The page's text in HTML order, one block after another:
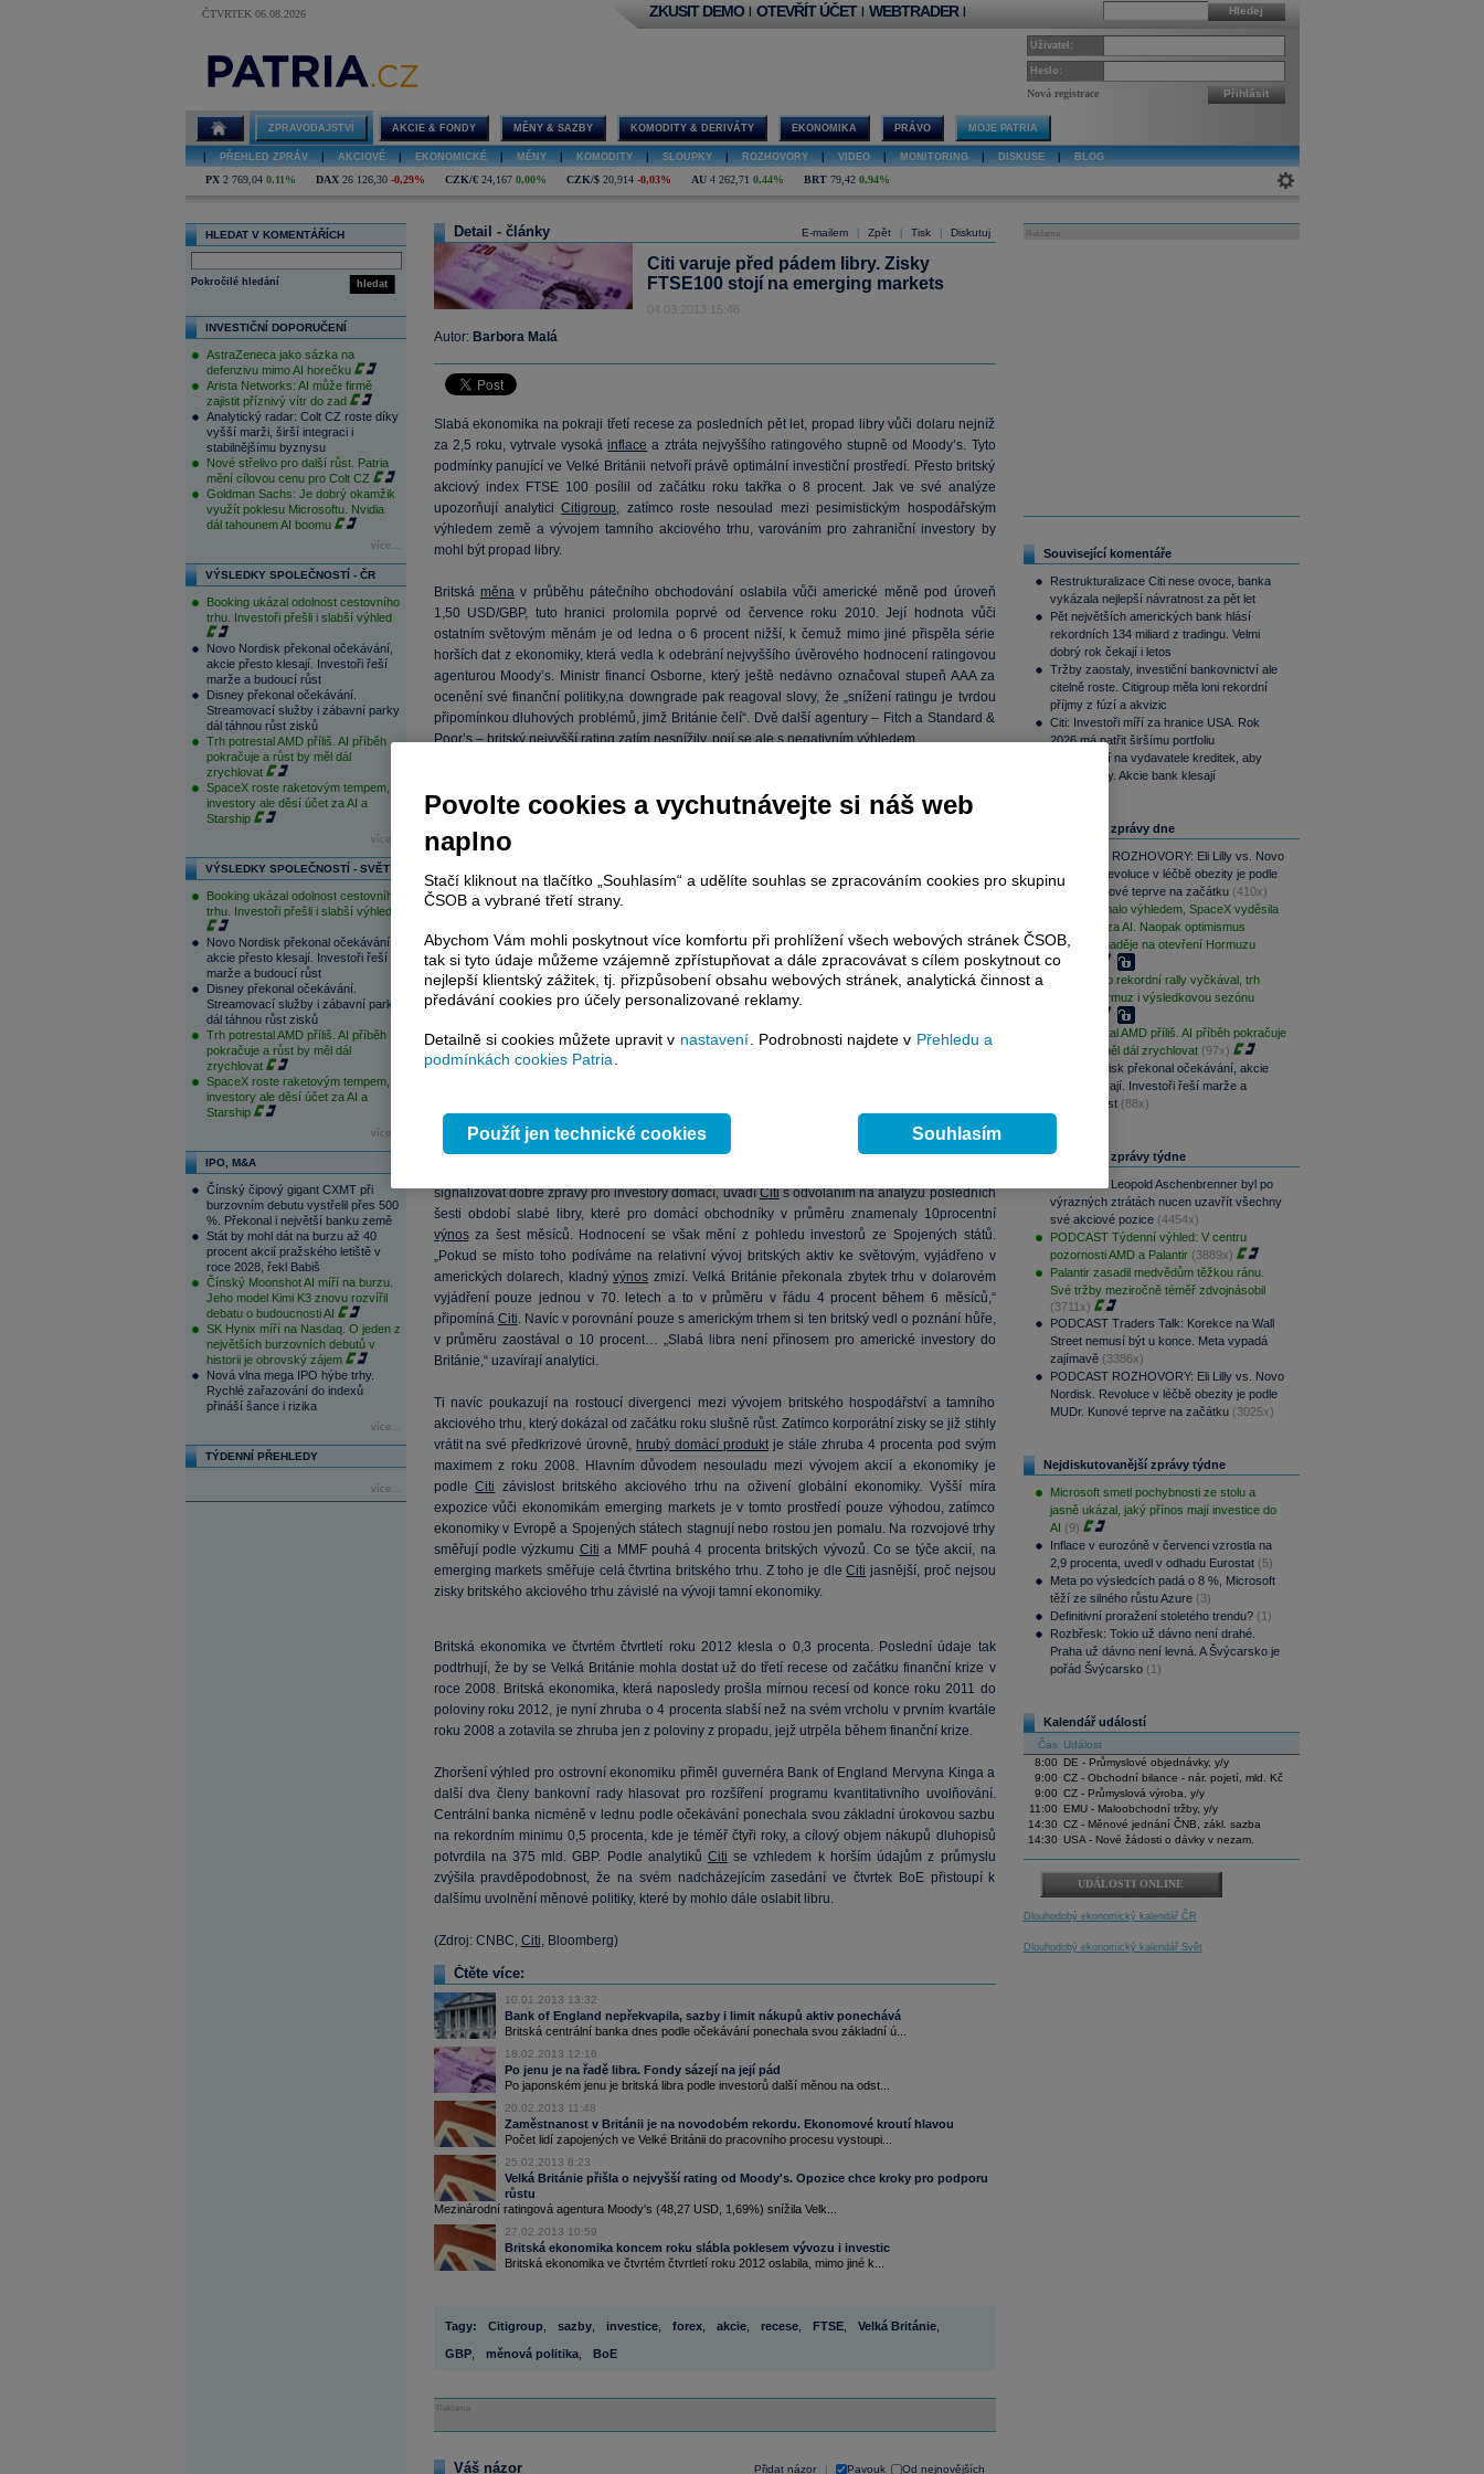
ČTVRTEK 06.08.2026 Hledej
ZKUSIT DEMO | OTEVŘÍT ÚČET | WEBTRADER |
Uživatel:
Heslo:
Nová registrace Přihlásit
ZPRAVODAJSTVÍ AKCIE & FONDY MĚNY & SAZBY KOMODITY & DERIVÁTY EKONOMIKA PRÁVO MOJE PATRIA
PŘEHLED ZPRÁV AKCIOVÉ EKONOMICKÉ MĚNY KOMODITY SLOUPKY ROZHOVORY VIDEO MONITORING DISKUSE BLOG
PX 2 769,04 0,11% DAX 26 126,30 -0,29% CZK/€ 24,167 0,00% CZK/$ 20,914 -0,03% AU 4 262,71 0,44% BRT 79,42 0,94%
HLEDAT V KOMENTÁŘÍCH
hledat
Pokročilé hledání
INVESTIČNÍ DOPORUČENÍ
AstraZeneca jako sázka na
defenzivu mimo AI horečku
Arista Networks: AI může firmě
zajistit příznivý vítr do zad
Analytický radar: Colt CZ roste díky
vyšší marži, širší integraci i
stabilnějšímu byznysu
Nové střelivo pro další růst. Patria
mění cílovou cenu pro Colt CZ
Goldman Sachs: Je dobrý okamžik
využít poklesu Microsoftu. Nvidia
dál tahounem AI boomu
více...
VÝSLEDKY SPOLEČNOSTÍ - ČR
Booking ukázal odolnost cestovního
trhu. Investoři přešli i slabší výhled
Novo Nordisk překonal očekávání,
akcie přesto klesají. Investoři řeší
marže a budoucí růst
Disney překonal očekávání.
Streamovací služby i zábavní parky
dál táhnou růst zisků
Trh potrestal AMD příliš. AI příběh
pokračuje a růst by měl dál
zrychlovat
SpaceX roste raketovým tempem,
investory ale děsí účet za AI a
Starship
více...
VÝSLEDKY SPOLEČNOSTÍ - SVĚT
Booking ukázal odolnost cestovního
trhu. Investoři přešli i slabší výhled
Novo Nordisk překonal očekávání,
akcie přesto klesají. Investoři řeší
marže a budoucí růst
Disney překonal očekávání.
Streamovací služby i zábavní parky
dál táhnou růst zisků
Trh potrestal AMD příliš. AI příběh
pokračuje a růst by měl dál
zrychlovat
SpaceX roste raketovým tempem,
investory ale děsí účet za AI a
Starship
více...
IPO, M&A
Čínský čipový gigant CXMT při
burzovním debutu vystřelil přes 500
%. Překonal i největší banku země
Stát by mohl dát na burzu až 40
procent akcií pražského letiště v
roce 2028, řekl Babiš
Čínský Moonshot AI míří na burzu.
Jeho model Kimi K3 znovu rozvířil
debatu o budoucnosti AI
SK Hynix míří na Nasdaq. O jeden z
největších burzovních debutů v
historii je obrovský zájem
Nová vlna mega IPO hýbe trhy.
Rychlé zařazování do indexů
přináší šance i rizika
více...
TÝDENNÍ PŘEHLEDY
více...
E-mailem Zpět Tisk Diskutuj
Detail - články
Citi varuje před pádem libry. Zisky
FTSE100 stojí na emerging markets
04.03.2013 15:46
Autor: Barbora Malá
Slabá ekonomika na pokraji třetí recese za posledních pět let, propad libry vůči dolaru nejníž
za 2,5 roku, vytrvale vysokáinflace a ztráta nejvyššího ratingového stupně od Moody’s. Tyto
podmínky panující ve Velké Británii netvoří právě optimální investiční prostředí. Přesto britský
akciový index FTSE 100 posílil od začátku roku takřka o 8 procent. Jak ve své analýze
upozorňují analyticiCitigroup, zatímco roste nesoulad mezi pesimistickým hospodářským
výhledem země a vývojem tamního akciového trhu, varováním pro zahraniční investory by
mohl být propad libry.
Britská měnav průběhu pátečního obchodování oslabila vůči americké měně pod úroveň
1,50 USD/GBP, tuto hranici prolomila poprvé od července roku 2010. Její hodnota vůči
ostatním světovým měnám je od ledna o 6 procent nižší, k čemuž mimo jiné přispěla série
horších dat z ekonomiky, která vedla k odebrání nejvyššího úvěrového hodnocení ratingovou
agenturou Moody’s. Ministr financí Osborne, který ještě nedávno označoval stupeň AAA za
ocenění své finanční politiky,na downgrade pak reagoval slovy, že „snížení ratingu je tvrdou
připomínkou dluhových problémů, jimž Británie čelí“. Dvě další agentury – Fitch a Standard &
Poor’s – britský nejvyšší rating zatím nesnížily, pojí se ale s negativním výhledem.
signalizovat dobré zprávy pro investory domácí, uvádíCitis odvoláním na analýzu posledních
šesti období slabé libry, které pro domácí obchodníky v průměru znamenaly 10procentní
výnosza šest měsíců. Hodnocení se však mění z pohledu investorů ze Spojených států.
„Pokud se místo toho podíváme na relativní vývoj britských aktiv ke světovým, vyjádřeno v
amerických dolarech, kladnývýnos zmizí. Velká Británie překonala zbytek trhu v dolarovém
vyjádření pouze jednou v 70. letech a to v průměru v řádu 4 procent během 6 měsíců,“
připomíná Citi. Navíc v porovnání pouze s americkým trhem si ten britský vedl o poznání hůře,
v průměru zaostával o 10 procent… „Slabá libra není přínosem pro americké investory do
Británie,“ uzavírají analytici.
Ti navíc poukazují na rostoucí divergenci mezi vývojem britského hospodářství a tamního
akciového trhu, který dokázal od začátku roku slušně růst. Zatímco korporátní zisky se již stihly
vrátit na své předkrizové úrovně, hrubý domácí produktje stále zhruba 4 procenta pod svým
maximem z roku 2008. Hlavním důvodem nesouladu mezi vývojem akcií a ekonomiky je
podleCiti závislost britského akciového trhu na oživení globální ekonomiky. Vyšší míra
expozice vůči ekonomikám emerging markets je v tomto prostředí pouze výhodou, zatímco
ekonomiky v Evropě a Spojených státech stagnují nebo rostou jen pomalu. Na rozvojové trhy
směřují podle výzkumu Citi a MMF pouhá 4 procenta britských vývozů. Co se týče akcií, na
emerging markets směřuje celá čtvrtina britského trhu. Z toho je dleCiti jasnější, proč nejsou
zisky britského akciového trhu závislé na vývoji tamní ekonomiky.
Britská ekonomika ve čtvrtém čtvrtletí roku 2012 klesla o 0,3 procenta. Poslední údaje tak
podtrhují, že by se Velká Británie mohla dostat už do třetí recese od začátku finanční krize v
roce 2008. Britská ekonomika, která naposledy prošla mírnou recesí od konce roku 2011 do
poloviny roku 2012, je nyní zhruba o 4 procenta slabší než na svém vrcholu v prvním kvartále
roku 2008 a zotavila se zhruba jen z poloviny z propadu, jejž utrpěla během finanční krize.
Zhoršení výhled pro ostrovní ekonomiku přiměl guvernéra Bank of England Mervyna Kinga a
další dva členy bankovní rady hlasovat pro rozšíření programu kvantitativního uvolňování.
Centrální banka nicméně v lednu podle očekávání ponechala svou základní úrokovou sazbu
na rekordním minimu 0,5 procenta, kde je téměř čtyři roky, a cílový objem nákupů dluhopisů
potvrdila na 375 mld. GBP. Podle analytiků Citi se vzhledem k horším údajům z průmyslu
zvýšila pravděpodobnost, že na svém nadcházejícím zasedání ve čtvrtek BoE přistoupí k
dalšímu uvolnění měnové politiky, které by mohlo dále oslabit libru.
(Zdroj: CNBC, Citi, Bloomberg)
Čtěte více:
10.01.2013 13:32
Bank of England nepřekvapila, sazby i limit nákupů aktiv ponechává
Britská centrální banka dnes podle očekávání ponechala svou základní ú...
18.02.2013 12:16
Po jenu je na řadě libra. Fondy sázejí na její pád
Po japonském jenu je britská libra podle investorů další měnou na odst...
20.02.2013 11:48
Zaměstnanost v Británii je na novodobém rekordu. Ekonomové kroutí hlavou
Počet lidí zapojených ve Velké Británii do pracovního procesu vystoupi...
25.02.2013 8:23
Velká Británie přišla o nejvyšší rating od Moody's. Opozice chce kroky pro podporu
růstu
Mezinárodní ratingová agentura Moody's (48,27 USD, 1,69%) snížila Velk...
27.02.2013 10:59
Britská ekonomika koncem roku slábla poklesem vývozu i investic
Britská ekonomika ve čtvrtém čtvrtletí roku 2012 oslabila, mimo jiné k...
Tagy: Citigroup, sazby, investice, forex, akcie, recese, FTSE, Velká Británie,
GBP, měnová politika, BoE
Reklama
Přidat názor Pavouk Od nejnovějších
Váš názor
Reklama
Související komentáře
Restrukturalizace Citi nese ovoce, banka
vykázala nejlepší návratnost za pět let
Pět největších amerických bank hlásí
rekordních 134 miliard z tradingu. Velmi
dobrý rok čekají i letos
Tržby zaostaly, investiční bankovnictví ale
citelně roste. Citigroup měla loni rekordní
příjmy z fúzí a akvizic
Citi: Investoři míří za hranice USA. Rok
2026 má patřit širšímu portfoliu
Trump tlačí na vydavatele kreditek, aby
snížili úroky. Akcie bank klesají
Nejčtenější zprávy dne
PODCAST ROZHOVORY: Eli Lilly vs. Novo
Nordisk. Revoluce v léčbě obezity je podle
MUDr. Kunové teprve na začátku (410x)
AMD zklamalo výhledem, SpaceX vyděsila
cenovkou za AI. Naopak optimismus
podporují naděje na otevření Hormuzu
(125x)
S&P 500 po rekordní rally vyčkával, trh
sleduje Hormuz i výsledkovou sezónu
Trh potrestal AMD příliš. AI příběh pokračuje
a růst by měl dál zrychlovat (97x)
Novo Nordisk překonal očekávání, akcie
přesto klesají. Investoři řeší marže a
budoucí růst (88x)
Nejčtenější zprávy týdne
AI investor Leopold Aschenbrenner byl po
výrazných ztrátách nucen uzavřít všechny
své akciové pozice (4454x)
PODCAST Týdenní výhled: V centru
pozornosti AMD a Palantir (3889x)
Palantir zasadil medvědům těžkou ránu.
Své tržby meziročně téměř zdvojnásobil
(3711x)
PODCAST Traders Talk: Korekce na Wall
Street nemusí být u konce. Meta vypadá
zajímavě (3386x)
PODCAST ROZHOVORY: Eli Lilly vs. Novo
Nordisk. Revoluce v léčbě obezity je podle
MUDr. Kunové teprve na začátku (3025x)
Nejdiskutovanější zprávy týdne
Microsoft smetl pochybnosti ze stolu a
jasně ukázal, jaký přínos mají investice do
AI (9)
Inflace v eurozóně v červenci vzrostla na
2,9 procenta, uvedl v odhadu Eurostat (5)
Meta po výsledcích padá o 8 %, Microsoft
těží ze silného růstu Azure (3)
Definitivní proražení stoletého trendu? (1)
Rozbřesk: Tokio už dávno není drahé.
Praha už dávno není levná. A Švýcarsko je
pořád Švýcarsko (1)
Kalendář událostí
Čas Událost
8:00
DE - Průmyslové objednávky, y/y
9:00 CZ - Obchodní bilance - nár. pojetí, mld. Kč
9:00 CZ - Průmyslová výroba, y/y
11:00
EMU - Maloobchodní tržby, y/y
14:30 CZ - Měnové jednání ČNB, zákl. sazba
14:30 USA - Nové žádosti o dávky v nezam.
UDÁLOSTI ONLINE
Dlouhodobý ekonomický kalendář ČR
Dlouhodobý ekonomický kalendář Svět
Povolte cookies a vychutnávejte si náš web
naplno
Stačí kliknout na tlačítko „Souhlasím“ a udělíte souhlas se zpracováním cookies pro skupinu
ČSOB a vybrané třetí strany.
Abychom Vám mohli poskytnout více komfortu při prohlížení všech webových stránek ČSOB,
tak si tyto údaje můžeme vzájemně zpřístupňovat a dále zpracovávat s cílem poskytnout co
nejlepší klientský zážitek, tj. přizpůsobení obsahu webových stránek, analytická činnost a
předávání cookies pro účely personalizované reklamy.
Detailně si cookies můžete upravit v nastavení. Podrobnosti najdete v Přehledu a
podmínkách cookies Patria.
Použít jen technické cookies Souhlasím